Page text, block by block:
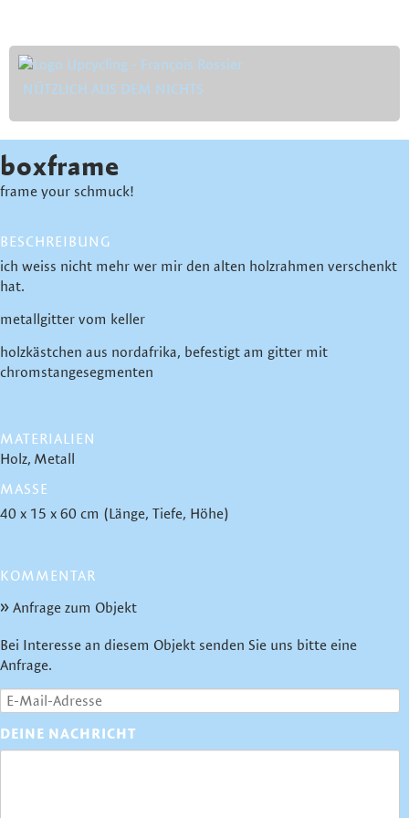
NÜTZLICH AUS DEM NICHTS
boxframe
frame your schmuck!
BESCHREIBUNG
ich weiss nicht mehr wer mir den alten holzrahmen verschenkt
hat.
metallgitter vom keller
holzkästchen aus nordafrika, befestigt am gitter mit
chromstangesegmenten
MATERIALIEN
Holz Metall
MASSE
40 x 15 x 60 cm (Länge, Tiefe, Höhe)
KOMMENTAR
Anfrage zum Objekt
Bei Interesse an diesem Objekt senden Sie uns bitte eine
Anfrage.
DEINE NACHRICHT